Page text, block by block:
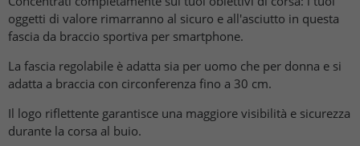
oggetti di valore rimarranno al sicuro e all'asciutto in questa
fascia da braccio sportiva per smartphone.
La fascia regolabile è adatta sia per uomo che per donna e si
adatta a braccia con circonferenza fino a 30 cm.
Il logo riflettente garantisce una maggiore visibilità e sicurezza
durante la corsa al buio.